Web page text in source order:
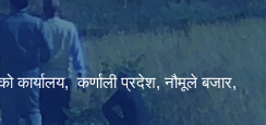
कार्यालय, कर्णाली प्रदेश, नौमूले बजार,